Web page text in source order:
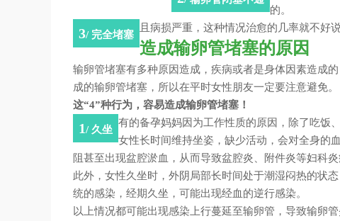
的。
3/ 完全堵塞
且病损严重，这种情况治愈的几率就不好
造成输卵管堵塞的原因
输卵管堵塞有多种原因造成， 疾病或者是身体因素造成的
成的输卵管堵塞， 所以在平时女性朋友一定要注意避免。
这“4”种行为，容易造成输卵管堵塞！
1/ 久坐
有的备孕妈妈因为工作性质的原因， 除了吃饭
女性长时间维持坐姿，缺少活动， 会对全身的
阻甚至出现盆腔淤血，从而导致盆腔炎、附件炎等妇科炎
此外， 女性久坐时， 外阴局部长时间处于潮湿闷热的状态
统的感染， 经期久坐，可能出现经血的逆行感染。
以上情况都可能出现感染上行蔓延至输卵管， 导致输卵管